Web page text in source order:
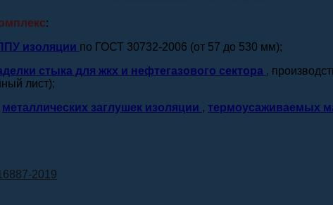
:
изоляции по ГОСТ 30732-2006 (от 57 до 530 мм);
стыка для жкх и нефтегазового сектора ,
лист);
металлических заглушек изоляции , термоусаживаемых
2019